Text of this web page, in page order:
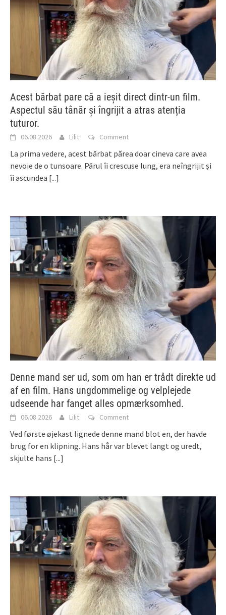
Acest bărbat pare că a ieșit direct dintr-un film.
Aspectul său tânăr și îngrijit a atras atenția
tuturor.
06.08.2026 Lilit Comment
La prima vedere, acest bărbat părea doar cineva care avea
nevoie de o tunsoare. Părul îi crescuse lung, era neîngrijit și
îi ascundea [...]
Denne mand ser ud, som om han er trådt direkte ud
af en film. Hans ungdommelige og velplejede
udseende har fanget alles opmærksomhed.
06.08.2026 Lilit Comment
Ved første øjekast lignede denne mand blot en, der havde
brug for en klipning. Hans hår var blevet langt og uredt,
skjulte hans [...]